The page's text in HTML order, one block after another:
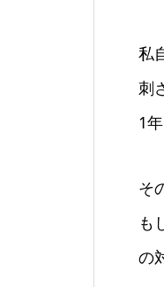
私
刺
1
そ
も
の